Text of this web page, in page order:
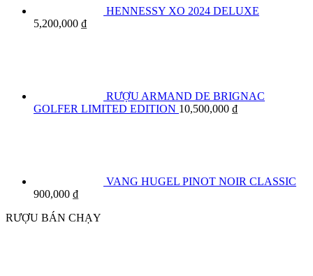
HENNESSY XO 2024 DELUXE
5,200,000 ₫
RƯỢU ARMAND DE BRIGNAC
GOLFER LIMITED EDITION 10,500,000 ₫
VANG HUGEL PINOT NOIR CLASSIC
900,000 ₫
RƯỢU BÁN CHẠY